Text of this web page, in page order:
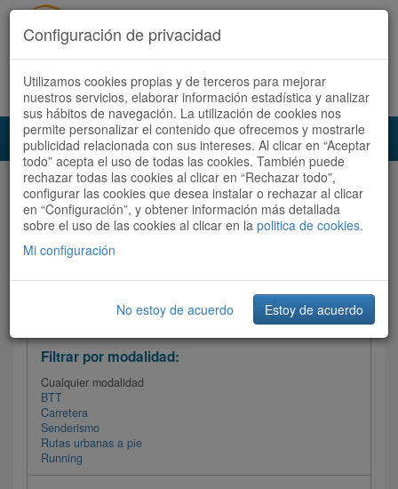
Acceder Registrate ahora Español | Català
Audioruta Todas las rutas
Todas las rutas Ordenar por:Más recientes
Filtrar las rutas
Filtrar por modalidad:
Cualquier modalidad
BTT
Carretera
Senderismo
Rutas urbanas a pie
Running
Configuración de privacidad
Utilizamos cookies propias y de terceros para mejorar
nuestros servicios, elaborar información estadística y analizar
sus hábitos de navegación. La utilización de cookies nos
permite personalizar el contenido que ofrecemos y mostrarle
publicidad relacionada con sus intereses. Al clicar en “Aceptar
todo” acepta el uso de todas las cookies. También puede
rechazar todas las cookies al clicar en “Rechazar todo”,
configurar las cookies que desea instalar o rechazar al clicar
en “Configuración”, y obtener información más detallada
sobre el uso de las cookies al clicar en la politica de cookies.
Mi configuración
No estoy de acuerdo Estoy de acuerdo